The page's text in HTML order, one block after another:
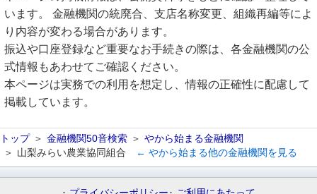
います。 金融機関の統廃合、支店名称変更、組織再編等によ
り内容が変わる場合があります。
振込や口座登録など重要なお手続きの際は、各金融機関の公
式情報もあわせてご確認ください。
本ページは実務での利用を想定し、情報の正確性に配慮して
掲載しています。
トップ 金融機関50音検索
やから始まる金融機関
山梨みらい農業協同組合
← やから始まる他の金融機関を見る